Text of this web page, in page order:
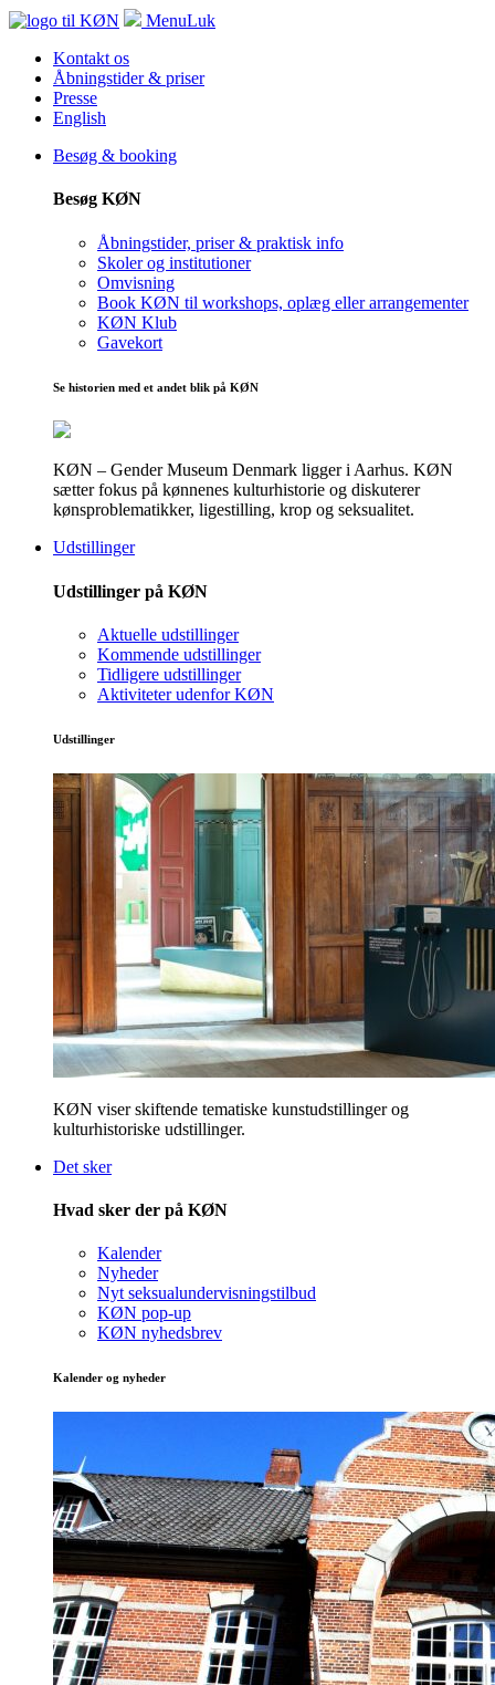
MenuLuk
Kontakt os
Åbningstider & priser
Presse
English
Besøg & booking
Besøg KØN
Åbningstider, priser & praktisk info
Skoler og institutioner
Omvisning
Book KØN til workshops, oplæg eller arrangementer
KØN Klub
Gavekort
Se historien med et andet blik på KØN
KØN – Gender Museum Denmark ligger i Aarhus. KØN
sætter fokus på kønnenes kulturhistorie og diskuterer
kønsproblematikker, ligestilling, krop og seksualitet.
Udstillinger
Udstillinger på KØN
Aktuelle udstillinger
Kommende udstillinger
Tidligere udstillinger
Aktiviteter udenfor KØN
Udstillinger
KØN viser skiftende tematiske kunstudstillinger og
kulturhistoriske udstillinger.
Det sker
Hvad sker der på KØN
Kalender
Nyheder
Nyt seksualundervisningstilbud
KØN pop-up
KØN nyhedsbrev
Kalender og nyheder